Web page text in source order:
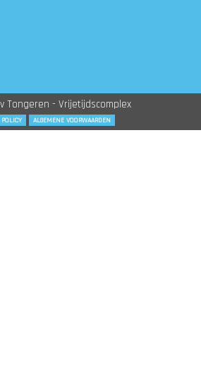
Tongeren - Vrijetijdscomplex
POLICY ALGEMENE VOORWAARDEN